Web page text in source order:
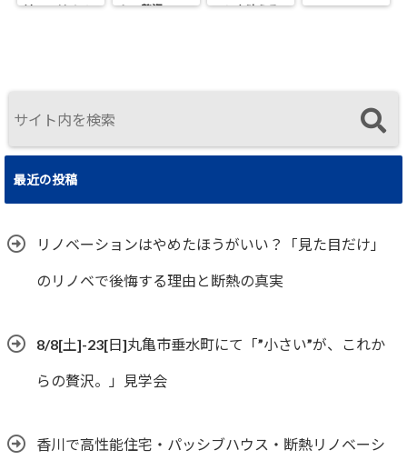
け」のリノベ
らの贅沢。」
ョンを叶える
最近の投稿
リノベーションはやめたほうがいい？「見た目だけ」
のリノベで後悔する理由と断熱の真実
8/8[土]-23[日]丸亀市垂水町にて「”小さい”が、これか
らの贅沢。」見学会
香川で高性能住宅・パッシブハウス・断熱リノベーシ